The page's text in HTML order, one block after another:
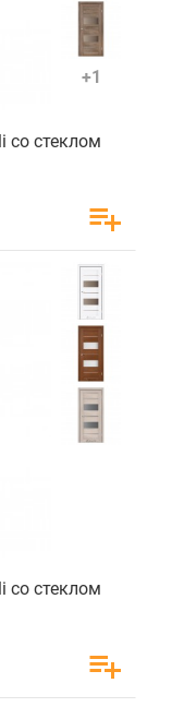
+1
со стеклом
со стеклом